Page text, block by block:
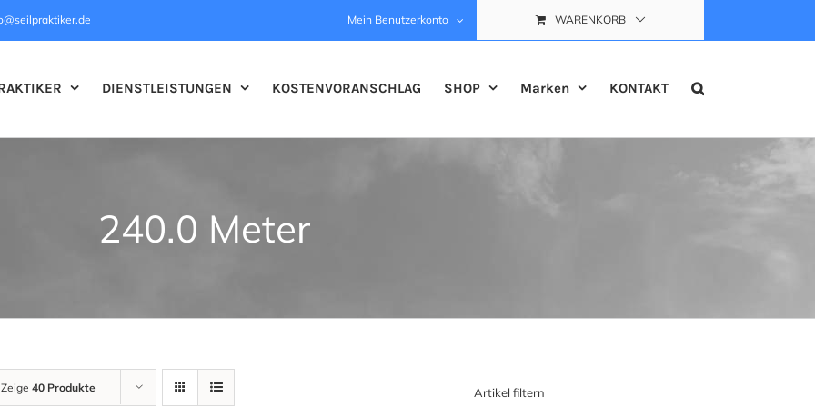
Mein Benutzerkonto WARENKORB
DIENSTLEISTUNGEN KOSTENVORANSCHLAG SHOP Marken KONTAKT
240.0 Meter
Zeige 40 Produkte Artikel filtern